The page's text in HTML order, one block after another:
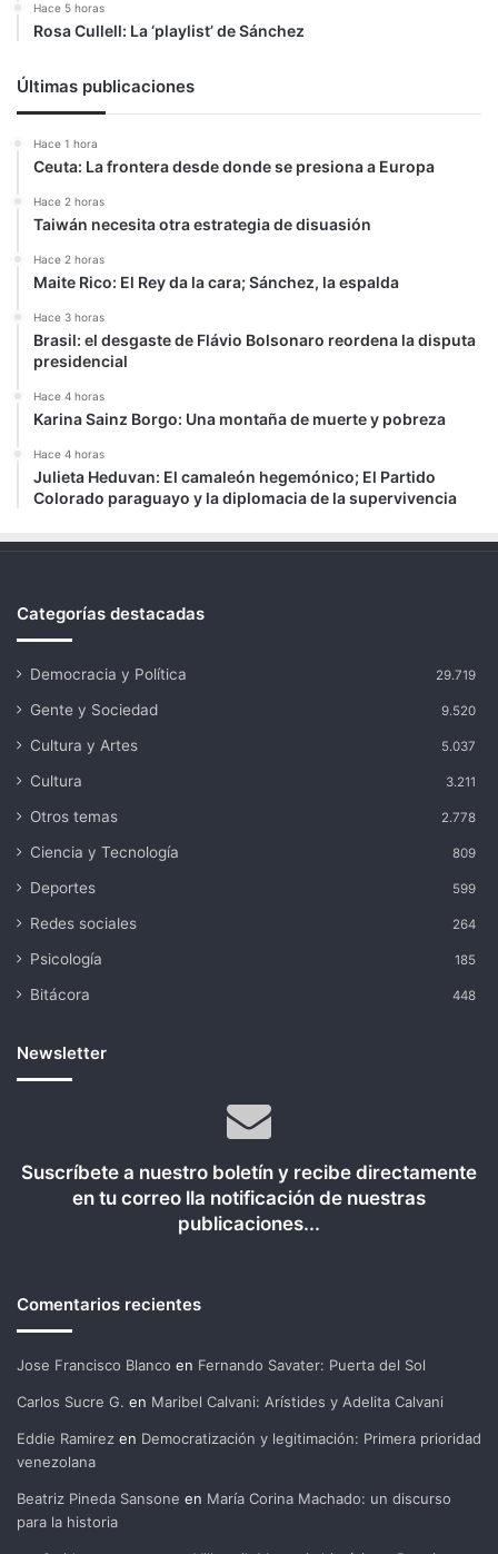
Hace 5 horas
Rosa Cullell: La ‘playlist’ de Sánchez
Últimas publicaciones
Hace 1 hora
Ceuta: La frontera desde donde se presiona a Europa
Hace 2 horas
Taiwán necesita otra estrategia de disuasión
Hace 2 horas
Maite Rico: El Rey da la cara; Sánchez, la espalda
Hace 3 horas
Brasil: el desgaste de Flávio Bolsonaro reordena la disputa
presidencial
Hace 4 horas
Karina Sainz Borgo: Una montaña de muerte y pobreza
Hace 4 horas
Julieta Heduvan: El camaleón hegemónico; El Partido
Colorado paraguayo y la diplomacia de la supervivencia
Categorías destacadas
Democracia y Política 29.719
Gente y Sociedad 9.520
Cultura y Artes 5.037
Cultura 3.211
Otros temas 2.778
Ciencia y Tecnología 809
Deportes 599
Redes sociales 264
Psicología 185
Bitácora 448
Newsletter
Suscríbete a nuestro boletín y recibe directamente
en tu correo lla notificación de nuestras
publicaciones...
Comentarios recientes
Jose Francisco Blanco en Fernando Savater: Puerta del Sol
Carlos Sucre G. en Maribel Calvani: Arístides y Adelita Calvani
Eddie Ramirez en Democratización y legitimación: Primera prioridad
venezolana
Beatriz Pineda Sansone en María Corina Machado: un discurso
para la historia